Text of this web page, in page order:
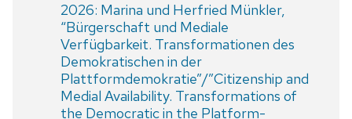
2026: Marina und Herfried Münkler,
“Bürgerschaft und Mediale
Verfügbarkeit. Transformationen des
Demokratischen in der
Plattformdemokratie”/”Citizenship and
Medial Availability. Transformations of
the Democratic in the Platform-